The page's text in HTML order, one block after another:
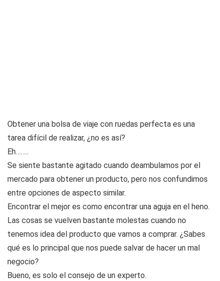
Obtener una bolsa de viaje con ruedas perfecta es una
tarea difícil de realizar, ¿no es así?
Eh……..
Se siente bastante agitado cuando deambulamos por el
mercado para obtener un producto, pero nos confundimos
entre opciones de aspecto similar.
Encontrar el mejor es como encontrar una aguja en el heno.
Las cosas se vuelven bastante molestas cuando no
tenemos idea del producto que vamos a comprar. ¿Sabes
qué es lo principal que nos puede salvar de hacer un mal
negocio?
Bueno, es solo el consejo de un experto.